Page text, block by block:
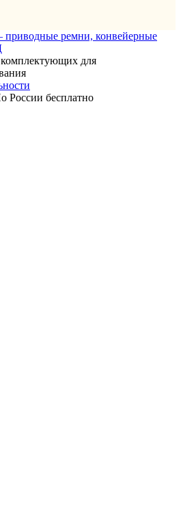
для
России бесплатно